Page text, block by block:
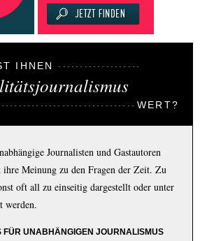
IHNEN
WERT?
Journalisten und Gastautoren
Meinung zu den Fragen der Zeit. Zu
oft all zu einseitig dargestellt oder unter
werden.
FÜR UNABHÄNGIGEN JOURNALISMUS